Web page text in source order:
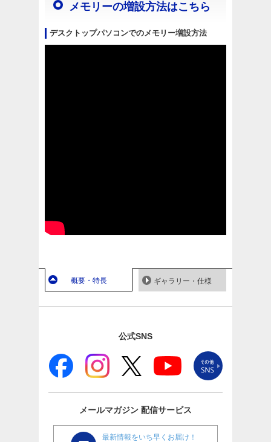
メモリーの増設方法はこちら
デスクトップパソコンでのメモリー増設方法
概要・特長 ギャラリー・仕様
公式SNS
メールマガジン 配信サービス
最新情報をいち早くお届け！